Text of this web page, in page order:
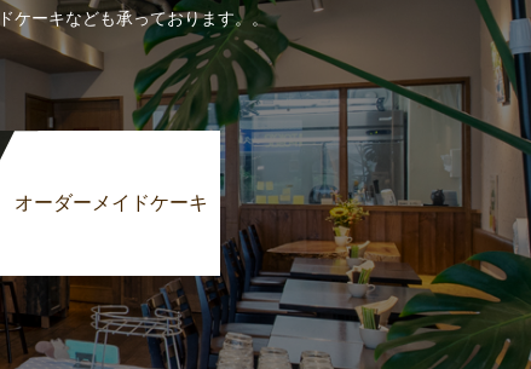
ケーキなども承っております。。
オーダーメイドケーキ